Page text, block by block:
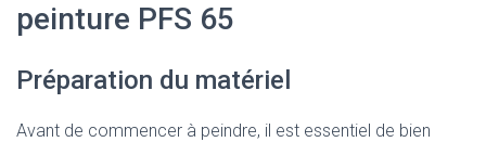
peinture PFS 65
Préparation du matériel
Avant de commencer à peindre, il est essentiel de bien